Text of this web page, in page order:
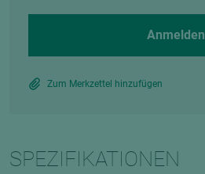
Anmelden
Zum Merkzettel hinzufügen
SPEZIFIKATIONEN